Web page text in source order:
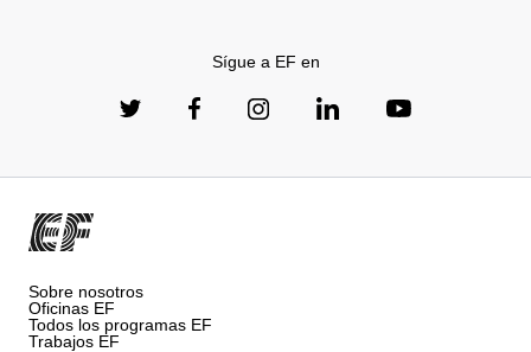
Sígue a EF en
Sobre nosotros
Oficinas EF
Todos los programas EF
Trabajos EF